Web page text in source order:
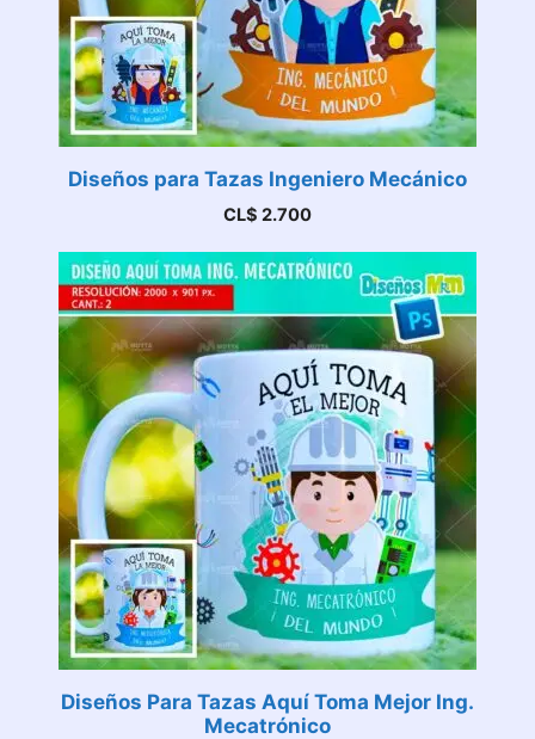
Diseños para Tazas Ingeniero Mecánico
CL$ 2.700
Diseños Para Tazas Aquí Toma Mejor Ing.
Mecatrónico